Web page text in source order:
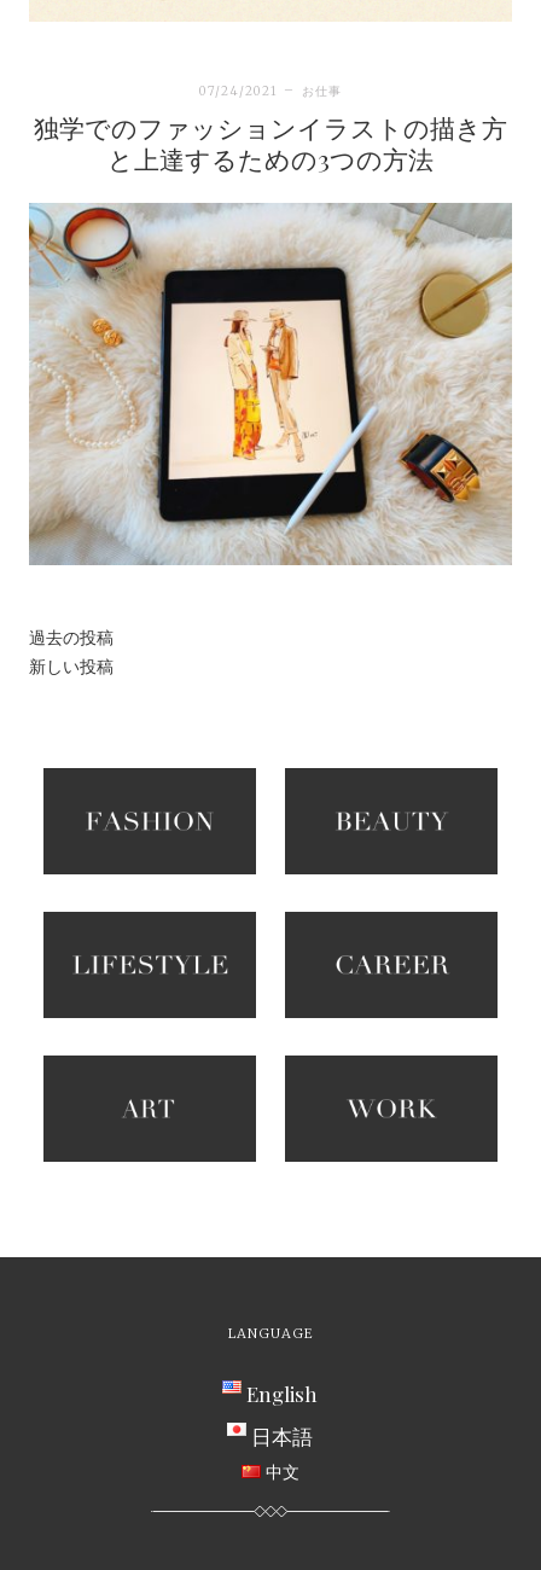
07/24/2021 お仕事
独学でのファッションイラストの描き方
と上達するための3つの方法
過去の投稿
新しい投稿
LANGUAGE
English
日本語
中文